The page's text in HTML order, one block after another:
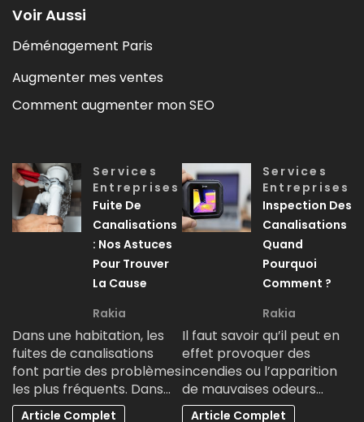
Voir Aussi
Déménagement Paris
Augmenter mes ventes
Comment augmenter mon SEO
Services
Entreprises
Fuite De
Canalisations
: Nos Astuces
Pour Trouver
La Cause
Rakia
Dans une habitation, les
fuites de canalisations
font partie des problèmes
les plus fréquents. Dans…
Article Complet
Services
Entreprises
Inspection Des
Canalisations
Quand
Pourquoi
Comment ?
Rakia
Il faut savoir qu’il peut en
effet provoquer des
incendies ou l’apparition
de mauvaises odeurs…
Article Complet